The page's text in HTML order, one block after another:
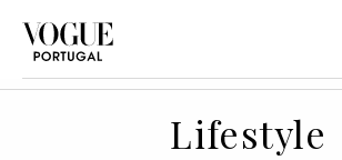
Lifestyle